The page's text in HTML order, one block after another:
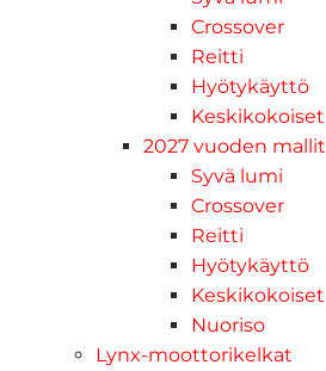
Crossover
Reitti
Hyötykäyttö
Keskikokoiset
2027 vuoden mallit
Syvä lumi
Crossover
Reitti
Hyötykäyttö
Keskikokoiset
Nuoriso
Lynx-moottorikelkat